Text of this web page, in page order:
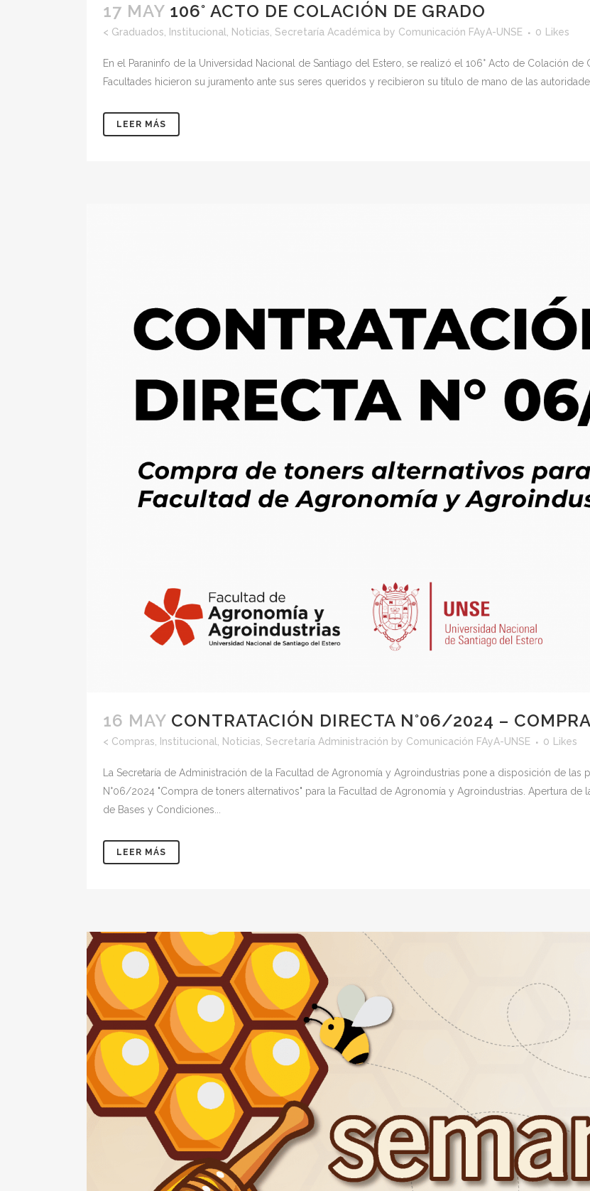
17 MAY 106° ACTO DE COLACIÓN DE GRADO
< Graduados, Institucional, Noticias, Secretaría Académica by Comunicación FAyA-UNSE 0 Likes
En el Paraninfo de la Universidad Nacional de Santiago del Estero, se realizó el 106° Acto de Colación
Facultades hicieron su juramento ante sus seres queridos y recibieron su título de mano de las
LEER MÁS
16 MAY CONTRATACIÓN DIRECTA N°06/2024 –
< Compras Institucional Noticias Secretaría Administración by Comunicación FAyA-UNSE 0 Likes
La Secretaría de Administración de la Facultad de Agronomía y Agroindustrias pone a disposición de las
N°06/2024 "Compra de toners alternativos" para la Facultad de Agronomía y Agroindustrias. Apertura
de Bases y Condiciones...
LEER MÁS